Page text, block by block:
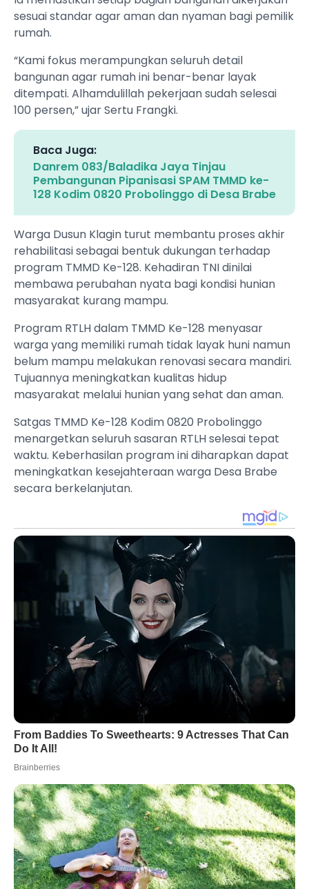
sesuai standar agar aman dan nyaman bagi pemilik
rumah.
“Kami fokus merampungkan seluruh detail
bangunan agar rumah ini benar-benar layak
ditempati. Alhamdulillah pekerjaan sudah selesai
100 persen,” ujar Sertu Frangki.
Baca Juga:
Danrem 083/Baladika Jaya Tinjau
Pembangunan Pipanisasi SPAM TMMD ke-
128 Kodim 0820 Probolinggo di Desa Brabe
Warga Dusun Klagin turut membantu proses akhir
rehabilitasi sebagai bentuk dukungan terhadap
program TMMD Ke-128. Kehadiran TNI dinilai
membawa perubahan nyata bagi kondisi hunian
masyarakat kurang mampu.
Program RTLH dalam TMMD Ke-128 menyasar
warga yang memiliki rumah tidak layak huni namun
belum mampu melakukan renovasi secara mandiri.
Tujuannya meningkatkan kualitas hidup
masyarakat melalui hunian yang sehat dan aman.
Satgas TMMD Ke-128 Kodim 0820 Probolinggo
menargetkan seluruh sasaran RTLH selesai tepat
waktu. Keberhasilan program ini diharapkan dapat
meningkatkan kesejahteraan warga Desa Brabe
secara berkelanjutan.